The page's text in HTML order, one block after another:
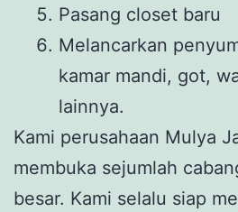
Pasang closet baru
Melancarkan
kamar mandi, got,
lainnya.
Kami perusahaan Mulya
membuka sejumlah
besar. Kami selalu siap